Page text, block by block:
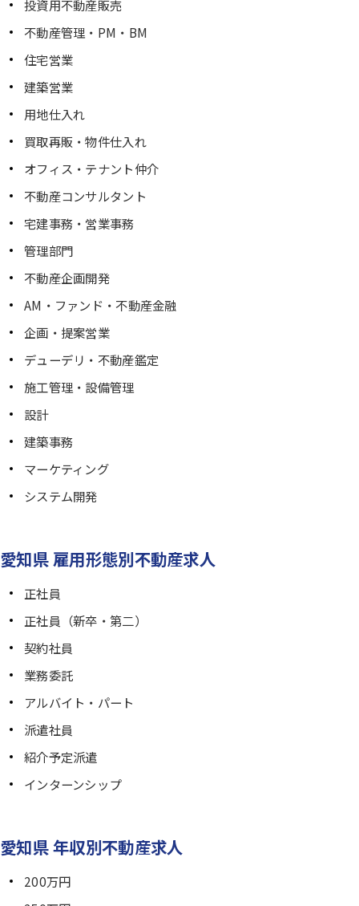
投資用不動産販売
不動産管理・PM・BM
住宅営業
建築営業
用地仕入れ
買取再販・物件仕入れ
オフィス・テナント仲介
不動産コンサルタント
宅建事務・営業事務
管理部門
不動産企画開発
AM・ファンド・不動産金融
企画・提案営業
デューデリ・不動産鑑定
施工管理・設備管理
設計
建築事務
マーケティング
システム開発
愛知県 雇用形態別不動産求人
正社員
正社員（新卒・第二）
契約社員
業務委託
アルバイト・パート
派遣社員
紹介予定派遣
インターンシップ
愛知県 年収別不動産求人
200万円